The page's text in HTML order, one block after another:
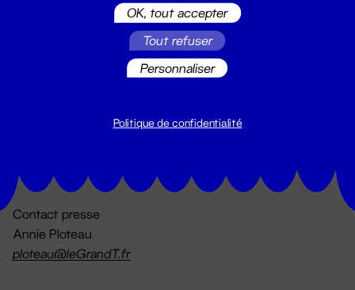
billetterie@leGrandT.fr
Contact presse
Annie Ploteau
ploteau@leGrandT.fr
OK, tout accepter
Tout refuser
Personnaliser
Politique de confidentialité